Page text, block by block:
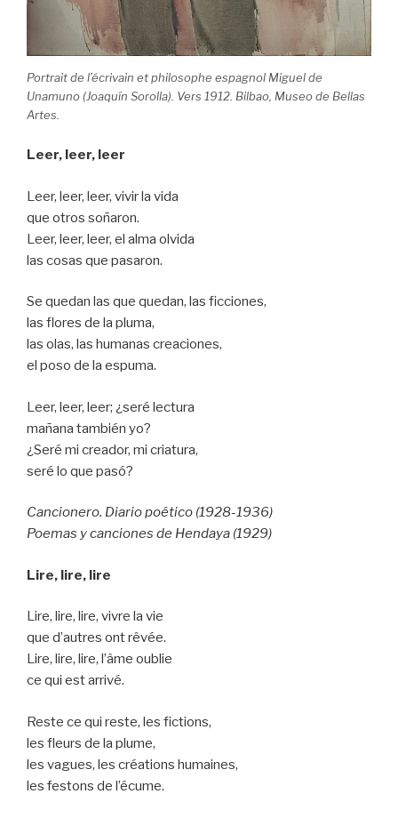
Portrait de l’écrivain et philosophe espagnol Miguel de
Unamuno (Joaquín Sorolla). Vers 1912. Bilbao, Museo de Bellas
Artes.
Leer, leer, leer
Leer, leer, leer, vivir la vida
que otros soñaron.
Leer, leer, leer, el alma olvida
las cosas que pasaron.
Se quedan las que quedan, las ficciones,
las flores de la pluma,
las olas, las humanas creaciones,
el poso de la espuma.
Leer, leer, leer; ¿seré lectura
mañana también yo?
¿Seré mi creador, mi criatura,
seré lo que pasó?
Cancionero. Diario poético (1928-1936)
Poemas y canciones de Hendaya (1929)
Lire, lire, lire
Lire, lire, lire, vivre la vie
que d’autres ont rêvée.
Lire, lire, lire, l’âme oublie
ce qui est arrivé.
Reste ce qui reste, les fictions,
les fleurs de la plume,
les vagues, les créations humaines,
les festons de l’écume.